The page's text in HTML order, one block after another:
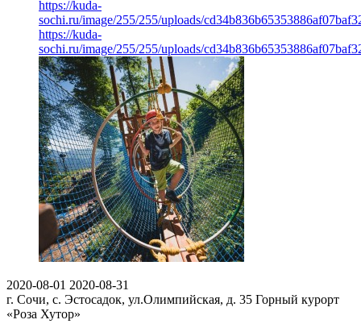
https://kuda-
sochi.ru/image/255/255/uploads/
https://kuda-
sochi.ru/image/255/255/uploads/
2020-08-01 2020-08-31
г. Сочи, с. Эстосадок, ул.Олимпийская, д. 35 Горный курорт
«Роза Хутор»